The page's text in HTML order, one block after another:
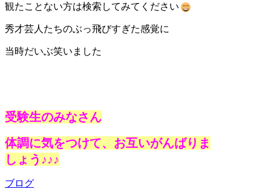
観たことない方は検索してみてください
秀才芸人たちのぶっ飛びすぎた感覚に
当時だいぶ笑いました
受験生のみなさん
体調に気をつけて、お互いがんばりま
しょう♪♪♪
ブログ